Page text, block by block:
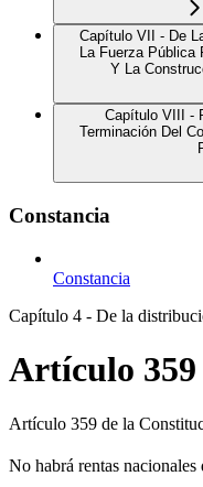
Capítulo VII - De
La Fuerza Pública
Y La
Capítulo VIII -
Terminación Del
Constancia
Constancia
Capítulo 4 - De la
Artículo 359
Artículo 359 de la
No habrá rentas